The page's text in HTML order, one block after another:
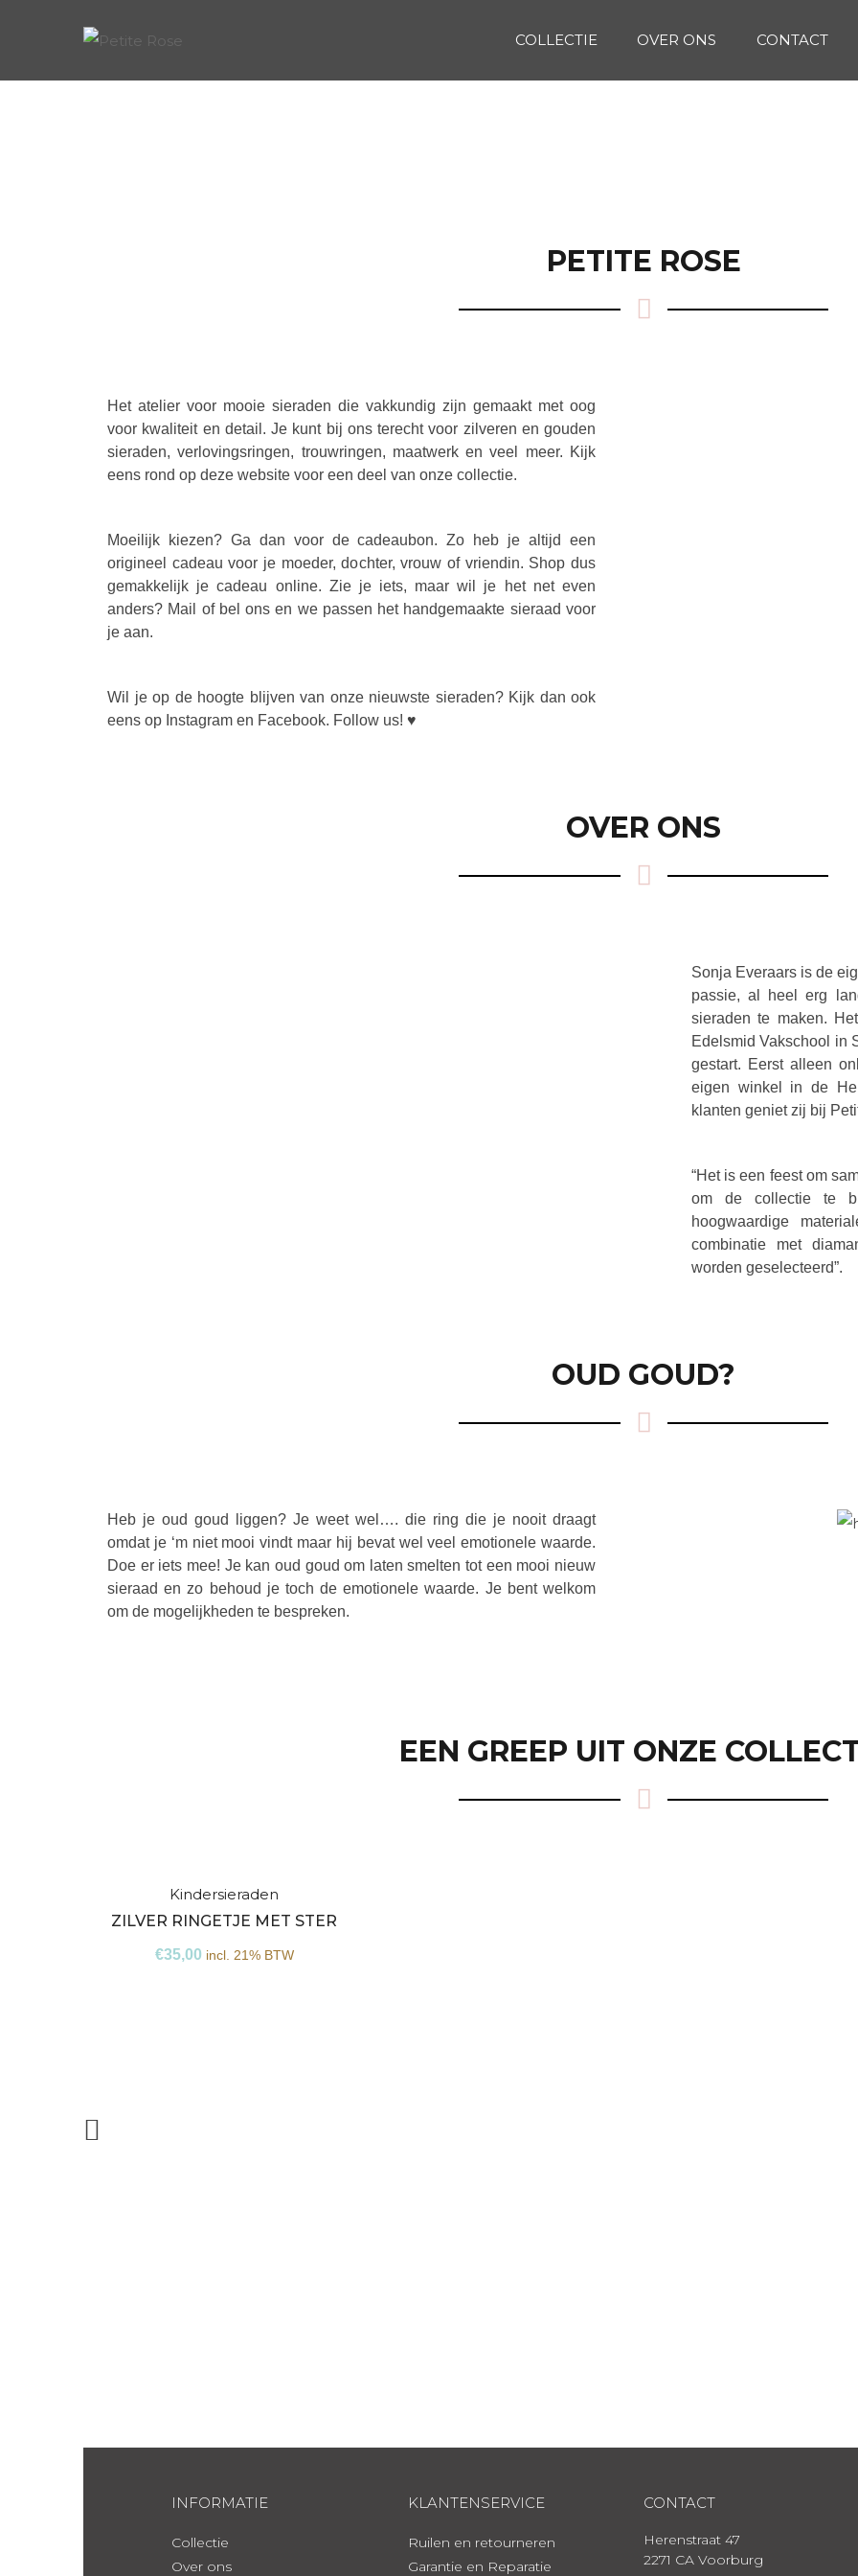
COLLECTIE OVER ONS CONTACT
PETITE ROSE
Het atelier voor mooie sieraden die vakkundig zijn gemaakt met oog
voor kwaliteit en detail. Je kunt bij ons terecht voor zilveren en gouden
sieraden, verlovingsringen, trouwringen, maatwerk en veel meer. Kijk
eens rond op deze website voor een deel van onze collectie.
Moeilijk kiezen? Ga dan voor de cadeaubon. Zo heb je altijd een
origineel cadeau voor je moeder, dochter, vrouw of vriendin. Shop dus
gemakkelijk je cadeau online. Zie je iets, maar wil je het net even
anders? Mail of bel ons en we passen het handgemaakte sieraad voor
je aan.
Wil je op de hoogte blijven van onze nieuwste sieraden? Kijk dan ook
eens op Instagram en Facebook. Follow us! ♥
OVER ONS
Sonja Everaars is de
passie, al heel erg
sieraden te maken.
Edelsmid Vakschool in
gestart. Eerst alleen
eigen winkel in de
klanten geniet zij bij
“Het is een feest om
om de collectie te
hoogwaardige
combinatie met
worden geselecteerd”.
OUD GOUD?
Heb je oud goud liggen? Je weet wel…. die ring die je nooit draagt
omdat je ‘m niet mooi vindt maar hij bevat wel veel emotionele waarde.
Doe er iets mee! Je kan oud goud om laten smelten tot een mooi nieuw
sieraad en zo behoud je toch de emotionele waarde. Je bent welkom
om de mogelijkheden te bespreken.
EEN GREEP UIT ONZE
ZILVER RINGETJE MET STER
Kindersieraden
€35,00 incl. 21% BTW
INFORMATIE
Collectie
Over ons
KLANTENSERVICE
Ruilen en retourneren
Garantie en Reparatie
CONTACT
Herenstraat 47
2271 CA Voorburg